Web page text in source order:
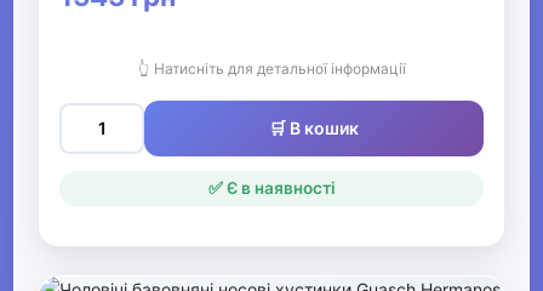
👆 Натисніть для детальної інформації
🛒 В кошик
✅ Є в наявності